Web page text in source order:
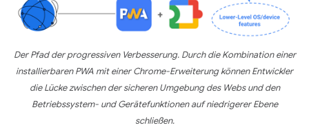
Der Pfad der progressiven Verbesserung. Durch die Kombination einer
installierbaren PWA mit einer Chrome-Erweiterung können Entwickler
die Lücke zwischen der sicheren Umgebung des Webs und den
Betriebssystem- und Gerätefunktionen auf niedrigerer Ebene
schließen.